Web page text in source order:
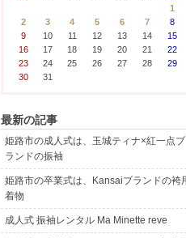
1
2
3 4 5 6 7
8
9
10 11 12 13 14
15
16
17 18 19 20 21
22
23
24 25 26 27 28
29
30
31
最新の記事
姫路市の成人式は、玉城ティナ×紅一点ブ
ランドの振袖
姫路市の卒業式は、Kansaiブランドの袴
着物
成人式 振袖レンタル Ma Minette reve